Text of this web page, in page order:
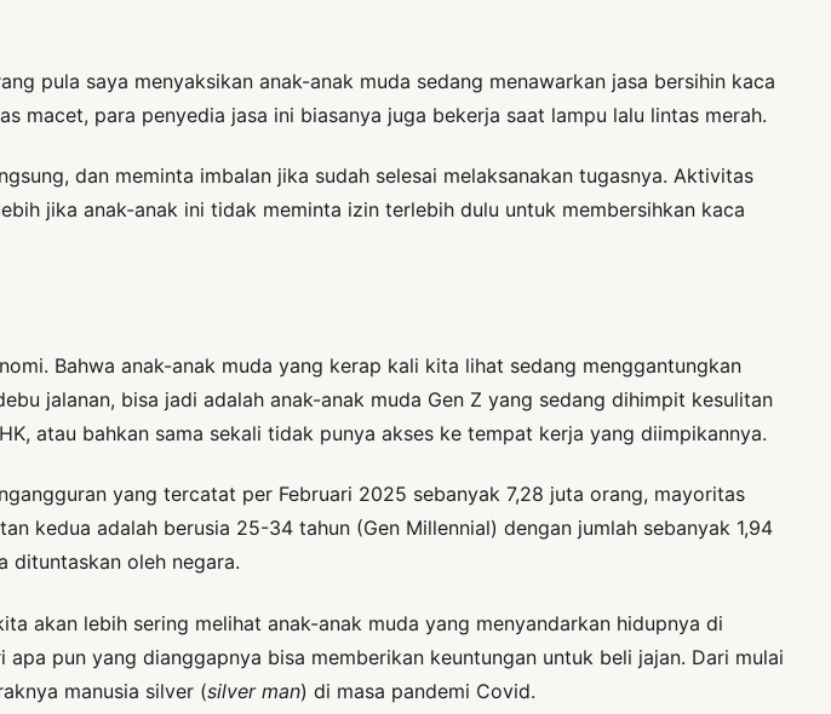
pula saya menyaksikan anak-anak muda sedang menawarkan jasa bersihin kaca
macet, para penyedia jasa ini biasanya juga bekerja saat lampu lalu lintas merah.
dan meminta imbalan jika sudah selesai melaksanakan tugasnya. Aktivitas
jika anak-anak ini tidak meminta izin terlebih dulu untuk membersihkan kaca
Bahwa anak-anak muda yang kerap kali kita lihat sedang menggantungkan
jalanan, bisa jadi adalah anak-anak muda Gen Z yang sedang dihimpit kesulitan
atau bahkan sama sekali tidak punya akses ke tempat kerja yang diimpikannya.
yang tercatat per Februari 2025 sebanyak 7,28 juta orang, mayoritas
kedua adalah berusia 25-34 tahun (Gen Millennial) dengan jumlah sebanyak 1,94
dituntaskan oleh negara.
akan lebih sering melihat anak-anak muda yang menyandarkan hidupnya di
pun yang dianggapnya bisa memberikan keuntungan untuk beli jajan. Dari mulai
manusia silver (silver man) di masa pandemi Covid.